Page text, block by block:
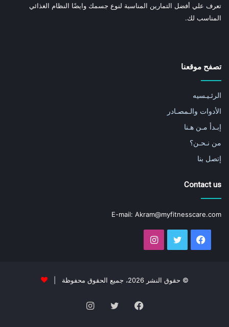
تعرف علي أفضل التمارين المناسبة لنوع جسمك وايضًا النظام الغذائي
المناسب لك.
تصفح موقعنا
الرئـيـسيه
الأدوات والـمصـادر
إبـدأ مـن هـنا
من نـحـن؟
إتصل بنا
Contact us
E-mail: Akram@myfitnesscare.com
فيسبوك تويتر انستقرام
© حقوق النشر 2026، جميع الحقوق محفوظة |
فيسبوك تويتر انستقرام